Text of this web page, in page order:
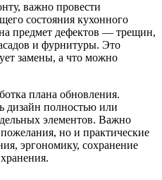
важно провести
состояния кухонного
предмет дефектов — трещин,
и фурнитуры. Это
замены, а что можно
плана обновления.
дизайн полностью или
элементов. Важно
пожелания, но и практические
эргономику, сохранение